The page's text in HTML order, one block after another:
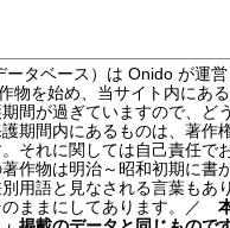
ータベース）は Onido が運営
物を始め、当サイト内にあ
間が過ぎていますので、ど
期間内にあるものは、著作
それに関しては自己責任で
作物は明治～昭和初期に書
用語と見なされる言葉もあ
ままにしてあります。／